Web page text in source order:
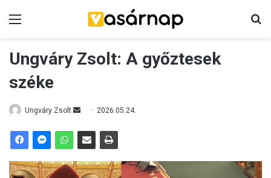
Ungváry Zsolt: A győztesek
széke
Ungváry Zsolt
n
a
2026.05.24.